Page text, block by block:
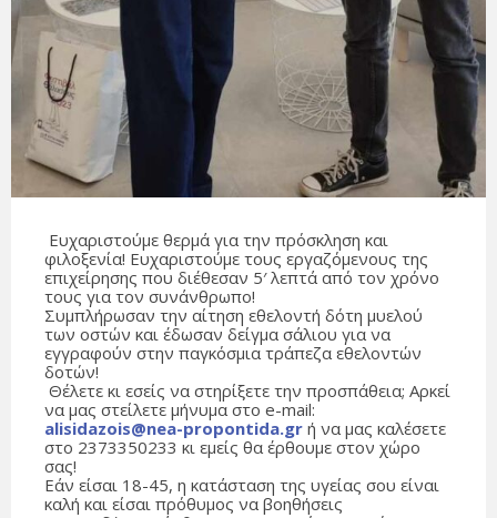
Ευχαριστούμε θερμά για την πρόσκληση και
φιλοξενία! Ευχαριστούμε τους εργαζόμενους της
επιχείρησης που διέθεσαν 5′ λεπτά από τον χρόνο
τους για τον συνάνθρωπο!
Συμπλήρωσαν την αίτηση εθελοντή δότη μυελού
των οστών και έδωσαν δείγμα σάλιου για να
εγγραφούν στην παγκόσμια τράπεζα εθελοντών
δοτών!
Θέλετε κι εσείς να στηρίξετε την προσπάθεια; Αρκεί
να μας στείλετε μήνυμα στο e-mail:
alisidazois@nea-propontida.gr ή να μας καλέσετε
στο 2373350233 κι εμείς θα έρθουμε στον χώρο
σας!
Εάν είσαι 18-45, η κατάσταση της υγείας σου είναι
καλή και είσαι πρόθυμος να βοηθήσεις